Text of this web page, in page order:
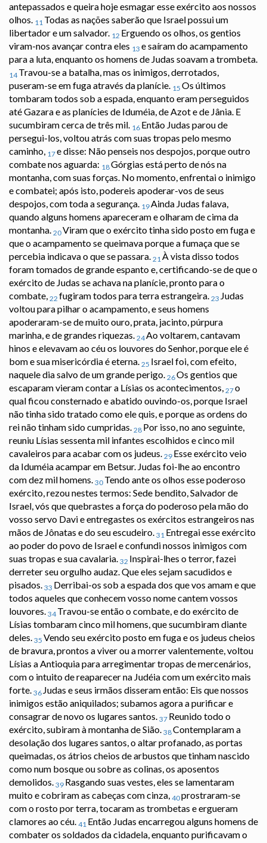
antepassados e queira hoje esmagar esse exército aos nossos
olhos. 11 Todas as nações saberão que Israel possui um
libertador e um salvador. 12 Erguendo os olhos, os gentios
viram-nos avançar contra eles 13 e saíram do acampamento
para a luta, enquanto os homens de Judas soavam a trombeta.
14 Travou-se a batalha, mas os inimigos, derrotados,
puseram-se em fuga através da planície. 15 Os últimos
tombaram todos sob a espada, enquanto eram perseguidos
até Gazara e as planícies de Iduméia, de Azot e de Jânia. E
sucumbiram cerca de três mil. 16 Então Judas parou de
persegui-los, voltou atrás com suas tropas pelo mesmo
caminho, 17e disse: Não penseis nos despojos, porque outro
combate nos aguarda: 18Górgias está perto de nós na
montanha, com suas forças. No momento, enfrentai o inimigo
e combatei; após isto, podereis apoderar-vos de seus
despojos, com toda a segurança. 19Ainda Judas falava,
quando alguns homens apareceram e olharam de cima da
montanha. 20Viram que o exército tinha sido posto em fuga e
que o acampamento se queimava porque a fumaça que se
percebia indicava o que se passara. 21À vista disso todos
foram tomados de grande espanto e, certificando-se de que o
exército de Judas se achava na planície, pronto para o
combate, 22 fugiram todos para terra estrangeira. 23 Judas
voltou para pilhar o acampamento, e seus homens
apoderaram-se de muito ouro, prata, jacinto, púrpura
marinha, e de grandes riquezas. 24Ao voltarem, cantavam
hinos e elevavam ao céu os louvores do Senhor, porque ele é
bom e sua misericórdia é eterna. 25 Israel foi, com efeito,
naquele dia salvo de um grande perigo. 26Os gentios que
escaparam vieram contar a Lísias os acontecimentos, 27o
qual ficou consternado e abatido ouvindo-os, porque Israel
não tinha sido tratado como ele quis, e porque as ordens do
rei não tinham sido cumpridas. 28 Por isso, no ano seguinte,
reuniu Lísias sessenta mil infantes escolhidos e cinco mil
cavaleiros para acabar com os judeus. 29 Esse exército veio
da Iduméia acampar em Betsur. Judas foi-lhe ao encontro
com dez mil homens. 30 Tendo ante os olhos esse poderoso
exército, rezou nestes termos: Sede bendito, Salvador de
Israel, vós que quebrastes a força do poderoso pela mão do
vosso servo Davi e entregastes os exércitos estrangeiros nas
mãos de Jônatas e do seu escudeiro. 31 Entregai esse exército
ao poder do povo de Israel e confundi nossos inimigos com
suas tropas e sua cavalaria. 32 Inspirai-lhes o terror, fazei
derreter seu orgulho audaz. Que eles sejam sacudidos e
pisados. 33 Derribai-os sob a espada dos que vos amam e que
todos aqueles que conhecem vosso nome cantem vossos
louvores. 34 Travou-se então o combate, e do exército de
Lísias tombaram cinco mil homens, que sucumbiram diante
deles. 35 Vendo seu exército posto em fuga e os judeus cheios
de bravura, prontos a viver ou a morrer valentemente, voltou
Lísias a Antioquia para arregimentar tropas de mercenários,
com o intuito de reaparecer na Judéia com um exército mais
forte. 36 Judas e seus irmãos disseram então: Eis que nossos
inimigos estão aniquilados; subamos agora a purificar e
consagrar de novo os lugares santos. 37 Reunido todo o
exército, subiram à montanha de Sião. 38Contemplaram a
desolação dos lugares santos, o altar profanado, as portas
queimadas, os átrios cheios de arbustos que tinham nascido
como num bosque ou sobre as colinas, os aposentos
demolidos. 39 Rasgando suas vestes, eles se lamentaram
muito e cobriram as cabeças com cinza, 40prostraram-se
com o rosto por terra, tocaram as trombetas e ergueram
clamores ao céu. 41 Então Judas encarregou alguns homens de
combater os soldados da cidadela, enquanto purificavam o